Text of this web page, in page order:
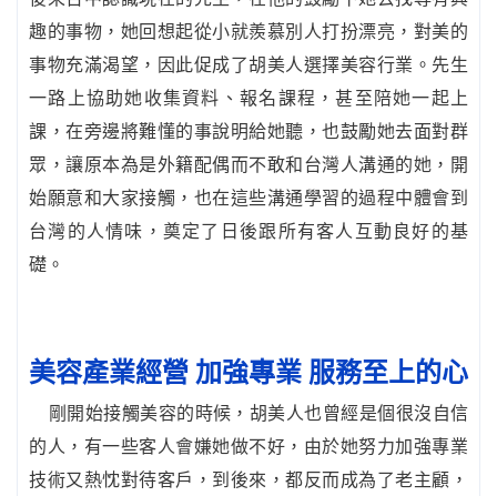
趣的事物，她回想起從小就羨慕別人打扮漂亮，對美的
事物充滿渴望，因此促成了胡美人選擇美容行業。先生
一路上協助她收集資料、報名課程，甚至陪她一起上
課，在旁邊將難懂的事說明給她聽，也鼓勵她去面對群
眾，讓原本為是外籍配偶而不敢和台灣人溝通的她，開
始願意和大家接觸，也在這些溝通學習的過程中體會到
台灣的人情味，奠定了日後跟所有客人互動良好的基
礎。
美容產業經營 加強專業 服務至上的心
剛開始接觸美容的時候，胡美人也曾經是個很沒自信
的人，有一些客人會嫌她做不好，由於她努力加強專業
技術又熱忱對待客戶，到後來，都反而成為了老主顧，